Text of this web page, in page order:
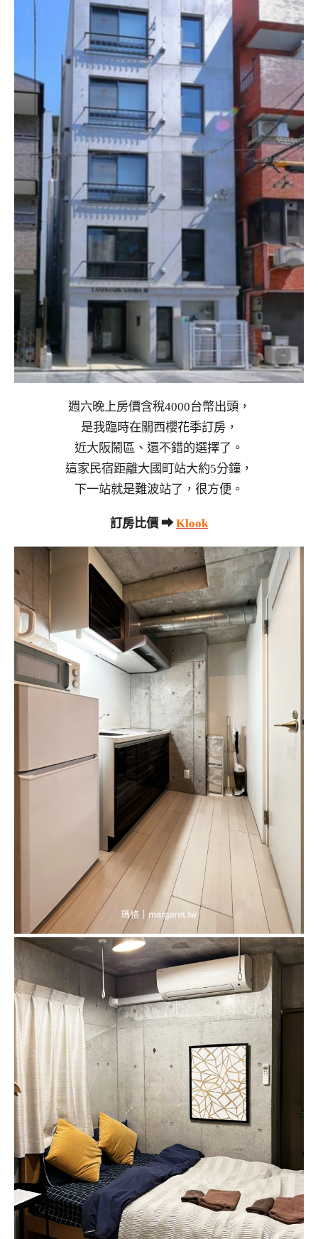
週六晚上房價含稅4000台幣出頭，
是我臨時在關西櫻花季訂房，
近大阪鬧區、還不錯的選擇了。
這家民宿距離大國町站大約5分鐘，
下一站就是難波站了，很方便。
訂房比價 ➡Klook